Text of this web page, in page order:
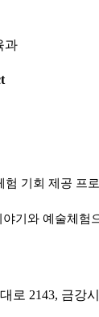
과
기회 제공 프
기와 예술체험
로 2143, 금강